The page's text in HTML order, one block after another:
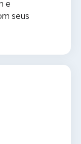
e
seus